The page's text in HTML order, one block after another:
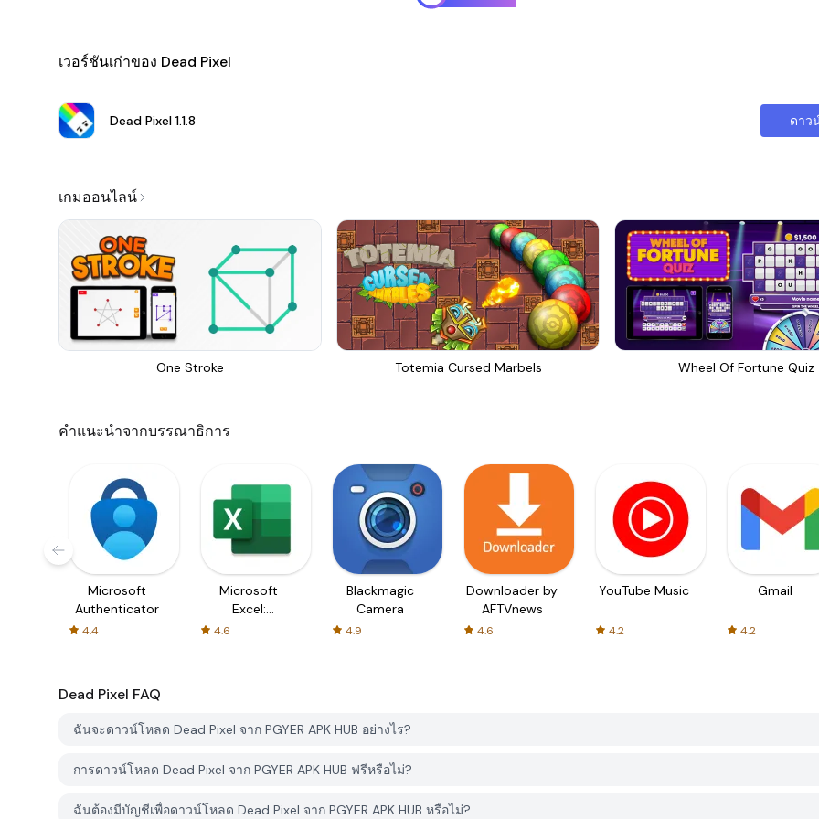
เวอร์ชันเก่าของ Dead Pixel
Dead Pixel 1.1.8 ดาว
เกมออนไลน์
One Stroke Totemia Cursed Marbels Wheel Of Fortune Quiz
คำแนะนำจากบรรณาธิการ
Microsoft
Authenticator
4.4
Microsoft
Excel:
Spreadsheets
4.6
Blackmagic
Camera
4.9
Downloader by
AFTVnews
4.6
YouTube Music
4.2
Gmail
4.2
Dead Pixel FAQ
ฉันจะดาวน์โหลด Dead Pixel จาก PGYER APK HUB อย่างไร?
การดาวน์โหลด Dead Pixel จาก PGYER APK HUB ฟรีหรือไม่?
ฉันต้องมีบัญชีเพื่อดาวน์โหลด Dead Pixel จาก PGYER APK HUB หรือไม่?